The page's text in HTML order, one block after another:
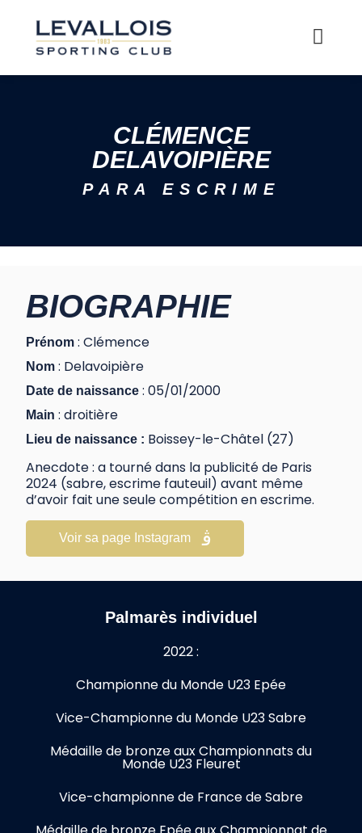
CLÉMENCE
DELAVOIPIÈRE
PARA ESCRIME
BIOGRAPHIE
Prénom : Clémence
Nom : Delavoipière
Date de naissance : 05/01/2000
Main : droitière
Lieu de naissance : Boissey-le-Châtel (27)
Anecdote : a tourné dans la publicité de Paris
2024 (sabre, escrime fauteuil) avant même
d’avoir fait une seule compétition en escrime.
Voir sa page Instagram
Palmarès individuel
2022 :
Championne du Monde U23 Epée
Vice-Championne du Monde U23 Sabre
Médaille de bronze aux Championnats du
Monde U23 Fleuret
Vice-championne de France de Sabre